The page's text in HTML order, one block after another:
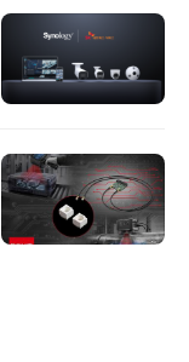
비쉐이
비쉐이, 모든 주요
원하는 TSOP15300
노보센스
노보센스, PWM 고
난제 극복…차량용